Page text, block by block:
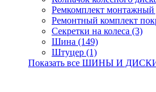
Ремкомплект монтажный
Ремонтный комплект
Секретки на колеса (3)
Шина (149)
Штуцер (1)
Показать все ШИНЫ И